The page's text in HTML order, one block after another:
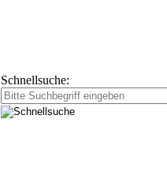
Schnellsuche: